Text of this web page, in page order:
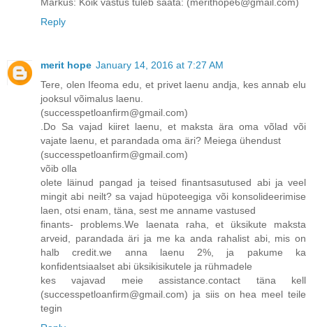
Märkus: Kõik vastus tuleb saata: (merithope6@gmail.com)
Reply
merit hope January 14, 2016 at 7:27 AM
Tere, olen Ifeoma edu, et privet laenu andja, kes annab elu
jooksul võimalus laenu.
(successpetloanfirm@gmail.com)
.Do Sa vajad kiiret laenu, et maksta ära oma võlad või
vajate laenu, et parandada oma äri? Meiega ühendust
(successpetloanfirm@gmail.com)
võib olla
olete läinud pangad ja teised finantsasutused abi ja veel
mingit abi neilt? sa vajad hüpoteegiga või konsolideerimise
laen, otsi enam, täna, sest me anname vastused
finants- problems.We laenata raha, et üksikute maksta
arveid, parandada äri ja me ka anda rahalist abi, mis on
halb credit.we anna laenu 2%, ja pakume ka
konfidentsiaalset abi üksikisikutele ja rühmadele
kes vajavad meie assistance.contact täna kell
(successpetloanfirm@gmail.com) ja siis on hea meel teile
tegin